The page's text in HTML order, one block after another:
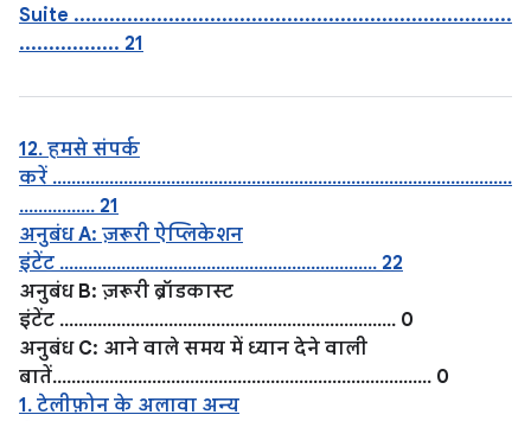
Suite ..........................................................................
................. 21
12. हमसे संपर्क
करें .................................................................................................
................ 21
अनुबंध A: ज़रूरी ऐप्लिकेशन
इंटेंट ................................................................... 22
अनुबंध B: ज़रूरी ब्रॉडकास्ट
इंटेंट ....................................................................... 0
अनुबंध C: आने वाले समय में ध्यान देने वाली
बातें................................................................................ 0
1. टेलीफ़ोन के अलावा अन्य